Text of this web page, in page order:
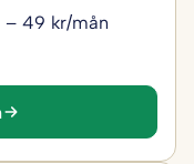
– 49 kr/mån